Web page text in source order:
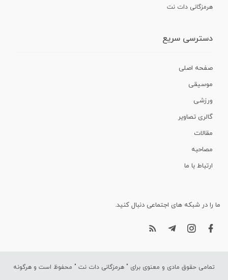
هرمزگانی دات نت
دسترسی سریع
صفحه اصلی
موسیقی
ورزشی
گالری تصاویر
مقالات
مصاحبه
ارتباط با ما
ما را در شبکه های اجتماعی دنبال کنید.
تمامی حقوق مادی و معنوی برای " هرمزگانی دات نت " محفوظ است و هرگونه